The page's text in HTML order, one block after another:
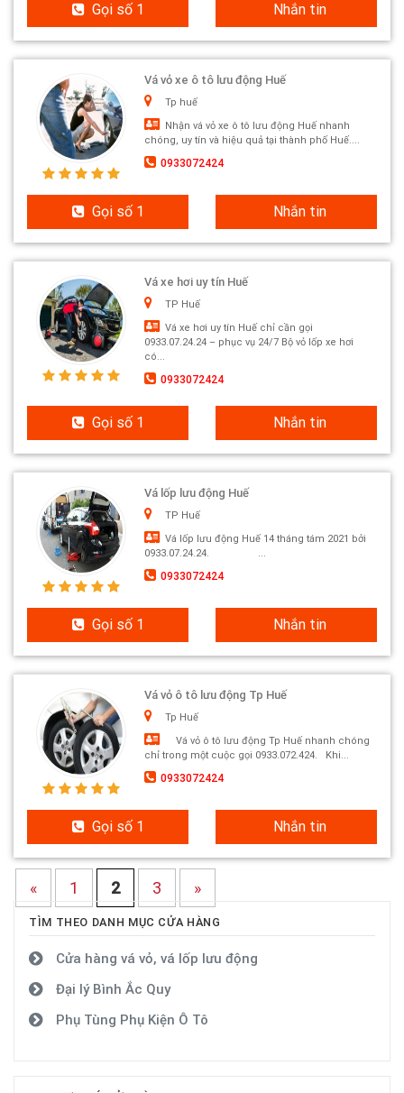
Gọi số 1 Nhắn tin
Vá vỏ xe ô tô lưu động Huế
Tp huế
Nhận vá vỏ xe ô tô lưu động Huế nhanh
chóng, uy tín và hiệu quả tại thành phố Huế....
0933072424
Gọi số 1 Nhắn tin
Vá xe hơi uy tín Huế
TP Huế
Vá xe hơi uy tín Huế chỉ cần gọi
0933.07.24.24 – phục vụ 24/7 Bộ vỏ lốp xe hơi
có...
0933072424
Gọi số 1 Nhắn tin
Vá lốp lưu động Huế
TP Huế
Vá lốp lưu động Huế 14 tháng tám 2021 bởi
0933.07.24.24. ...
0933072424
Gọi số 1 Nhắn tin
Vá vỏ ô tô lưu động Tp Huế
Tp Huế
Vá vỏ ô tô lưu động Tp Huế nhanh chóng
chỉ trong một cuộc gọi 0933.072.424. Khi...
0933072424
Gọi số 1 Nhắn tin
« 1 2 3 »
TÌM THEO DANH MỤC CỬA HÀNG
Cửa hàng vá vỏ, vá lốp lưu động
Đại lý Bình Ắc Quy
Phụ Tùng Phụ Kiện Ô Tô